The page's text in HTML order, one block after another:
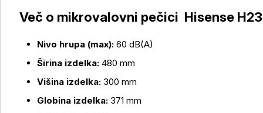
Več o mikrovalovni pečici Hisense
Nivo hrupa (max): 60 dB(A)
Širina izdelka: 480 mm
Višina izdelka: 300 mm
Globina izdelka: 371 mm